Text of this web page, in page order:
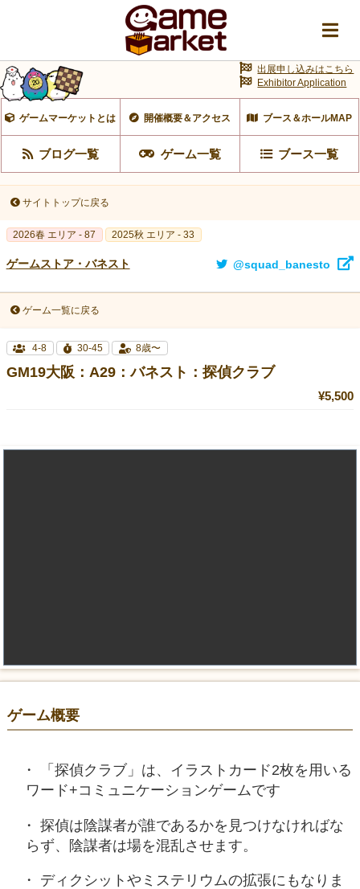
ゲームマーケットとは 開催概要＆アクセス ブース＆ホールMAP
ブログ一覧 ゲーム一覧 ブース一覧
出展申し込みはこちら
Exhibitor Application
サイトトップに戻る
2026春 エリア - 87 2025秋 エリア - 33
ゲームストア・バネスト @squad_banesto
ゲーム一覧に戻る
4-8 30-45 8歳〜
GM19大阪：A29：バネスト：探偵クラブ
¥5,500
ゲーム概要
「探偵クラブ」は、イラストカード2枚を用いる
ワード+コミュニケーションゲームです
探偵は陰謀者が誰であるかを見つけなければな
らず、陰謀者は場を混乱させます。
ディクシットやミステリウムの拡張にもなりま